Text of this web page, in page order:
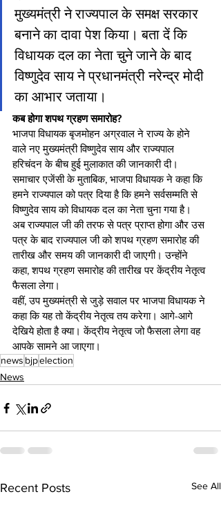
मुख्यमंत्री ने राज्यपाल के समक्ष सरकार
बनाने का दावा पेश किया। बता दें कि
विधायक दल का नेता चुने जाने के बाद
विष्णुदेव साय ने प्रधानमंत्री नरेन्द्र मोदी
का आभार जताया।
कब होगा शपथ ग्रहण समारोह?
भाजपा विधायक बृजमोहन अग्रवाल ने राज्य के होने
वाले नए मुख्यमंत्री विष्णुदेव साय और राज्यपाल
हरिचंदन के बीच हुई मुलाकात की जानकारी दी।
समाचार एजेंसी के मुताबिक, भाजपा विधायक ने कहा कि
हमने राज्यपाल को पत्र दिया है कि हमने सर्वसम्मति से
विष्णुदेव साय को विधायक दल का नेता चुना गया है।
अब राज्यपाल जी की तरफ से पत्र प्राप्त होगा और उस
पत्र के बाद राज्यपाल जी को शपथ ग्रहण समारोह की
तारीख और समय की जानकारी दी जाएगी। उन्होंने
कहा, शपथ ग्रहण समारोह की तारीख पर केंद्रीय नेतृत्व
फैसला लेगा।
वहीं, उप मुख्यमंत्री से जुड़े सवाल पर भाजपा विधायक ने
कहा कि यह तो केंद्रीय नेतृत्व तय करेगा। आगे-आगे
देखिये होता है क्या। केंद्रीय नेतृत्व जो फैसला लेगा वह
आपके सामने आ जाएगा।
news bjpelection
News
Recent Posts See All